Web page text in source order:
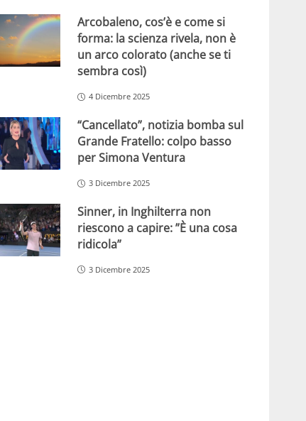
Arcobaleno, cos’è e come si
forma: la scienza rivela, non è
un arco colorato (anche se ti
sembra così)
4 Dicembre 2025
“Cancellato”, notizia bomba sul
Grande Fratello: colpo basso
per Simona Ventura
3 Dicembre 2025
Sinner, in Inghilterra non
riescono a capire: ”È una cosa
ridicola”
3 Dicembre 2025